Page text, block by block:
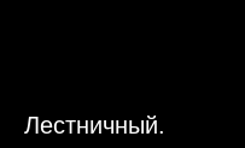
Лестничный.